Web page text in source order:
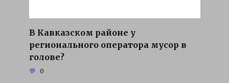
В Кавказском районе у
регионального оператора мусор в
голове?
0